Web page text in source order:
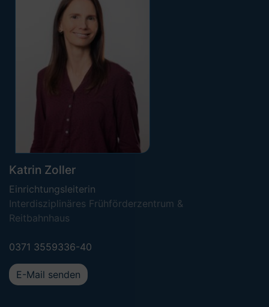
Katrin Zoller
Einrichtungsleiterin
Interdisziplinäres Frühförder­zentrum &
Reitbahnhaus
0371 3559336-40
E-Mail senden